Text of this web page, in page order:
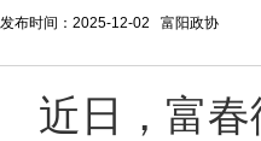
发布时间：2025-12-02 富阳政协
近日，富